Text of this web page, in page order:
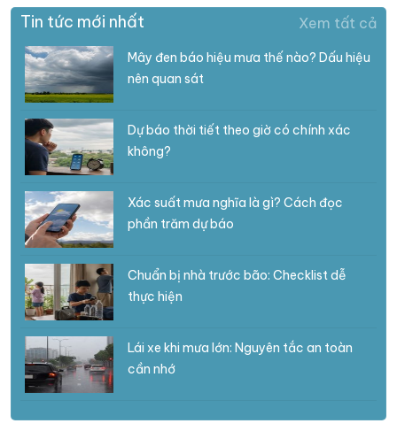
Tin tức mới nhất Xem tất cả
Mây đen báo hiệu mưa thế nào? Dấu hiệu
nên quan sát
Dự báo thời tiết theo giờ có chính xác
không?
Xác suất mưa nghĩa là gì? Cách đọc
phần trăm dự báo
Chuẩn bị nhà trước bão: Checklist dễ
thực hiện
Lái xe khi mưa lớn: Nguyên tắc an toàn
cần nhớ